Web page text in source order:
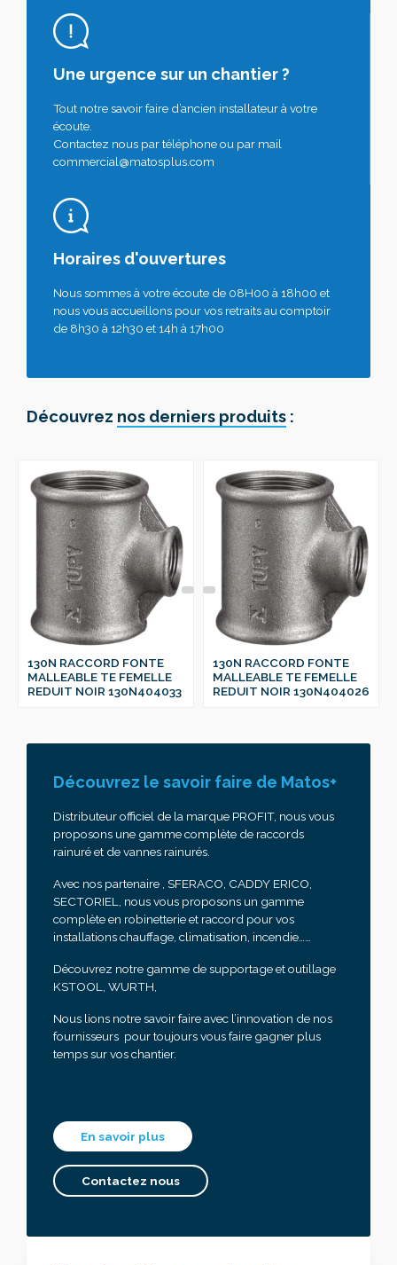
Une urgence sur un chantier ?
Tout notre savoir faire d’ancien installateur à votre
écoute.
Contactez nous par téléphone ou par mail
commercial@matosplus.com
Horaires d'ouvertures
Nous sommes à votre écoute de 08H00 à 18h00 et
nous vous accueillons pour vos retraits au comptoir
de 8h30 à 12h30 et 14h à 17h00
Découvrez nos derniers produits :
130N RACCORD FONTE
MALLEABLE TE FEMELLE
REDUIT NOIR 130N404033
130N RACCORD FONTE
MALLEABLE TE FEMELLE
REDUIT NOIR 130N404026
Découvrez le savoir faire de Matos+
Distributeur officiel de la marque PROFIT, nous vous
proposons une gamme complète de raccords
rainuré et de vannes rainurés.
Avec nos partenaire , SFERACO, CADDY ERICO,
SECTORIEL, nous vous proposons un gamme
complète en robinetterie et raccord pour vos
installations chauffage, climatisation, incendie……
Découvrez notre gamme de supportage et outillage
KSTOOL, WURTH,
Nous lions notre savoir faire avec l’innovation de nos
fournisseurs pour toujours vous faire gagner plus
temps sur vos chantier.
En savoir plus
Contactez nous